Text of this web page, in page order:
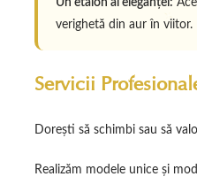
Un etalon al eleganței:
verighetă din aur în viitor.
Servicii
Dorești să schimbi sau să
Realizăm modele unice și